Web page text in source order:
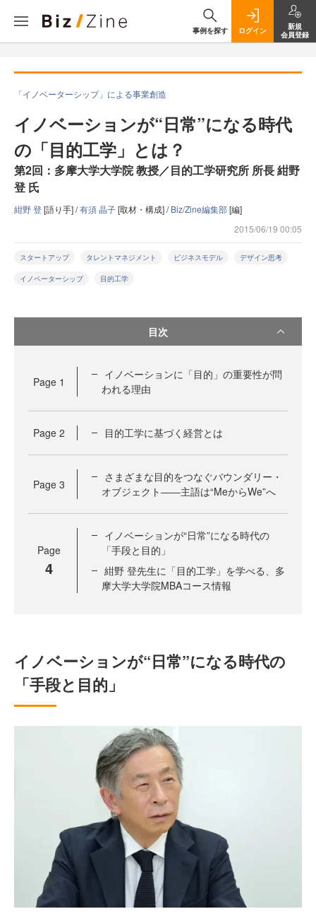
事例を探す ログイン
新規
会員登録
「イノベーターシップ」による事業創造
イノベーションが“日常”になる時代
の「目的工学」とは？
第2回：多摩大学大学院 教授／目的工学研究所 所長 紺野
登 氏
紺野 登[語り手] /有須 晶子[取材・構成] /Biz/Zine編集部[編]
2015/06/19 00:05
スタートアップ タレントマネジメント ビジネスモデル デザイン思考
イノベーターシップ 目的工学
目次
Page 1
イノベーションに「目的」の重要性が問
われる理由
Page 2 目的工学に基づく経営とは
Page 3
さまざまな目的をつなぐバウンダリー・
オブジェクト――主語は“MeからWe”へ
Page
4
イノベーションが“日常”になる時代の
「手段と目的」
紺野 登先生に「目的工学」を学べる、多
摩大学大学院MBAコース情報
イノベーションが“日常”になる時代の
「手段と目的」